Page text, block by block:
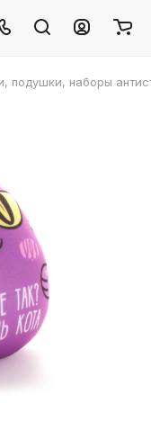
подушки, наборы